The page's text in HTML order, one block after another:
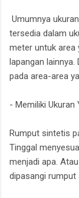
Umumnya
tersedia dalam
meter untuk area
lapangan
pada area-area
- Memiliki Ukuran
Rumput sintetis
Tinggal
menjadi apa.
dipasangi rumput